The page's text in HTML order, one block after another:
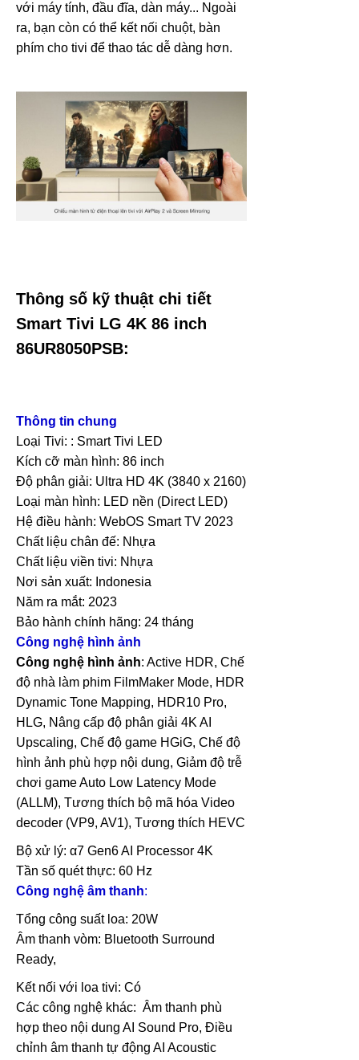
với máy tính, đầu đĩa, dàn máy... Ngoài
ra, bạn còn có thể kết nối chuột, bàn
phím cho tivi để thao tác dễ dàng hơn.
Thông số kỹ thuật chi tiết
Smart Tivi LG 4K 86 inch
86UR8050PSB:
Thông tin chung
Loại Tivi: : Smart Tivi LED
Kích cỡ màn hình: 86 inch
Độ phân giải: Ultra HD 4K (3840 x 2160)
Loại màn hình: LED nền (Direct LED)
Hệ điều hành: WebOS Smart TV 2023
Chất liệu chân đế: Nhựa
Chất liệu viền tivi: Nhựa
Nơi sản xuất: Indonesia
Năm ra mắt: 2023
Bảo hành chính hãng: 24 tháng
Công nghệ hình ảnh
Công nghệ hình ảnh: Active HDR, Chế
độ nhà làm phim FilmMaker Mode, HDR
Dynamic Tone Mapping, HDR10 Pro,
HLG, Nâng cấp độ phân giải 4K AI
Upscaling, Chế độ game HGiG, Chế độ
hình ảnh phù hợp nội dung, Giảm độ trễ
chơi game Auto Low Latency Mode
(ALLM), Tương thích bộ mã hóa Video
decoder (VP9, AV1), Tương thích HEVC
Bộ xử lý: α7 Gen6 AI Processor 4K
Tần số quét thực: 60 Hz
Công nghệ âm thanh:
Tổng công suất loa: 20W
Âm thanh vòm: Bluetooth Surround
Ready,
Kết nối với loa tivi: Có
Các công nghệ khác: Âm thanh phù
hợp theo nội dung AI Sound Pro, Điều
chỉnh âm thanh tự động AI Acoustic